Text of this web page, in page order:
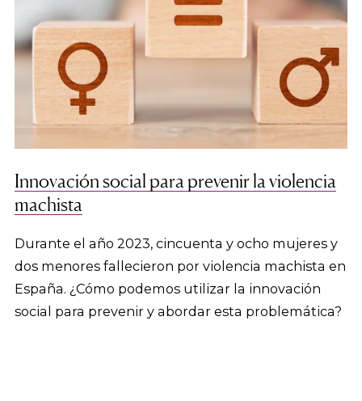
Innovación social para prevenir la violencia
machista
Durante el año 2023, cincuenta y ocho mujeres y
dos menores fallecieron por violencia machista en
España. ¿Cómo podemos utilizar la innovación
social para prevenir y abordar esta problemática?